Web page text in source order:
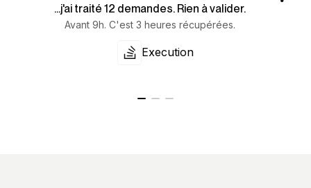
...j'ai traité 12 demandes. Rien à valider.
Avant 9h. C'est 3 heures récupérées.
Execution